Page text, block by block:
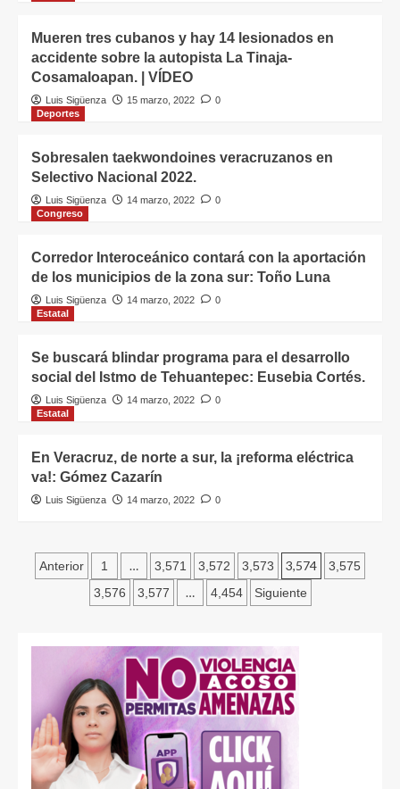
Mueren tres cubanos y hay 14 lesionados en
accidente sobre la autopista La Tinaja-
Cosamaloapan. | VÍDEO
Luis Sigüenza 15 marzo, 2022
0
Deportes
Sobresalen taekwondoines veracruzanos en
Selectivo Nacional 2022.
Luis Sigüenza 14 marzo, 2022
0
Congreso
Corredor Interoceánico contará con la aportación
de los municipios de la zona sur: Toño Luna
Luis Sigüenza 14 marzo, 2022
0
Estatal
Se buscará blindar programa para el desarrollo
social del Istmo de Tehuantepec: Eusebia Cortés.
Luis Sigüenza 14 marzo, 2022
0
Estatal
En Veracruz, de norte a sur, la ¡reforma eléctrica
va!: Gómez Cazarín
Luis Sigüenza 14 marzo, 2022 0
Anterior 1 … 3,571 3,572 3,573 3,574
3,575
3,576
3,577 … 4,454 Siguiente